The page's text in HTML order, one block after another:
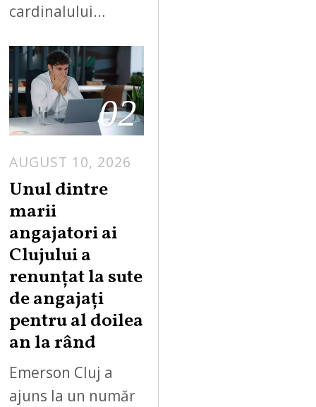
cardinalului…
02
AUGUST 10, 2026
Unul dintre
marii
angajatori ai
Clujului a
renunțat la sute
de angajați
pentru al doilea
an la rând
Emerson Cluj a
ajuns la un număr